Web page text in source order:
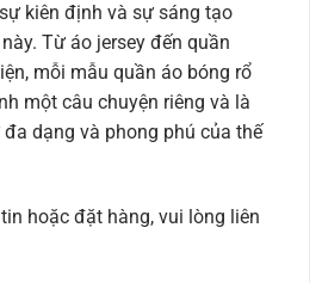
kiên định và sự sáng tạo
Từ áo jersey đến quần
mỗi mẫu quần áo bóng rổ
một câu chuyện riêng và là
dạng và phong phú của thế
hoặc đặt hàng, vui lòng liên